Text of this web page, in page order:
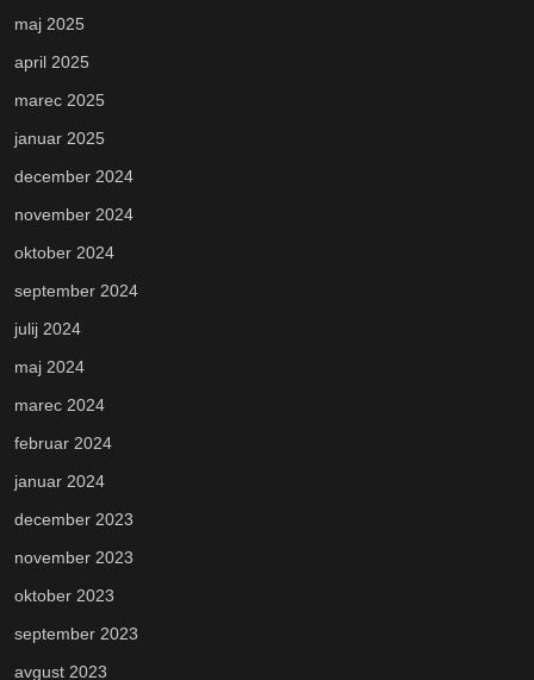
maj 2025
april 2025
marec 2025
januar 2025
december 2024
november 2024
oktober 2024
september 2024
julij 2024
maj 2024
marec 2024
februar 2024
januar 2024
december 2023
november 2023
oktober 2023
september 2023
avgust 2023